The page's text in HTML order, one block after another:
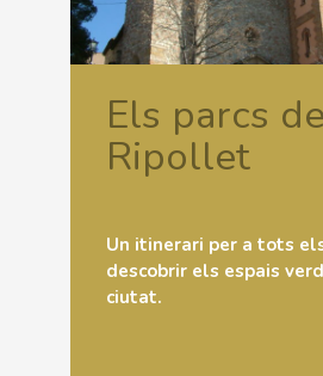
Els parcs de
Ripollet
Un itinerari per a tots
descobrir els espais
ciutat.